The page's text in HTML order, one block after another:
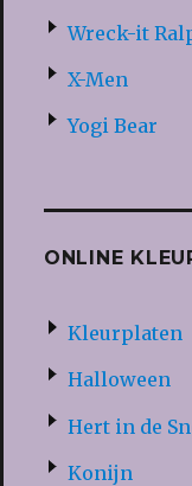
Wreck-it
X-Men
Yogi Bear
ONLINE
Kleurplaten
Halloween
Hert in de
Konijn